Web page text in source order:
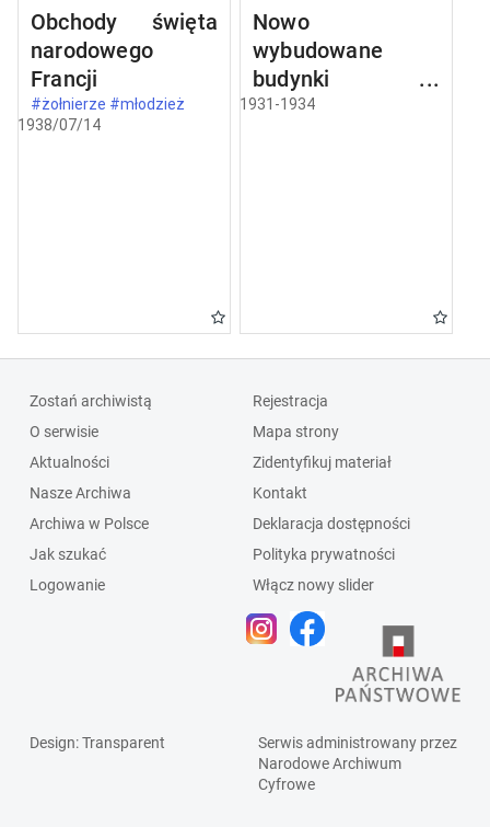
Obchody święta
narodowego
Francji
#żołnierze #młodzież
1938/07/14
Nowo
wybudowane
budynki w
Częstochowie
1931-1934
Zostań archiwistą
O serwisie
Aktualności
Nasze Archiwa
Archiwa w Polsce
Jak szukać
Logowanie
Rejestracja
Mapa strony
Zidentyfikuj materiał
Kontakt
Deklaracja dostępności
Polityka prywatności
Włącz nowy slider
Design: Transparent
Serwis administrowany przez
Narodowe Archiwum
Cyfrowe